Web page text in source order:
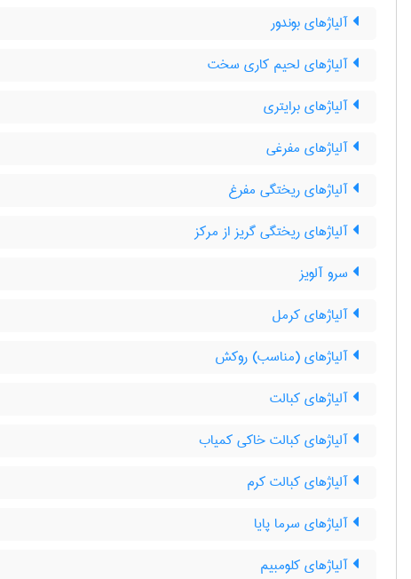
آلیاژهای بوندور
آلیاژهای لحیم کاری سخت
آلیاژهای برایتری
آلیاژهای مفرغی
آلیاژهای ریختگی مفرغ
آلیاژهای ریختگی گریز از مرکز
سرو آلویز
آلیاژهای کرمل
آلیاژهای (مناسب) روکش
آلیاژهای کبالت
آلیاژهای کبالت خاکی کمیاب
آلیاژهای کبالت کرم
آلیاژهای سرما پایا
آلیاژهای کلومبیم